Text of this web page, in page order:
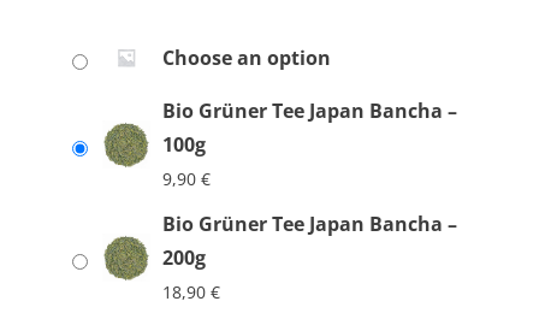
Choose an option
Bio Grüner Tee Japan Bancha –
100g
9,90 €
Bio Grüner Tee Japan Bancha –
200g
18,90 €